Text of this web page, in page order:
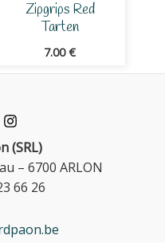
Zipgrips Red
Tarten
7.00€
(SRL)
– 6700 ARLON
66 26